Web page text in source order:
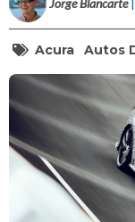
Jorge Blancarte
Acura Autos